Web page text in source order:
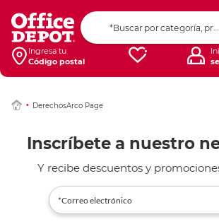
Ingresa tu
Código postal
DerechosArco Page
Inscríbete a nuestro
Y recibe descuentos y